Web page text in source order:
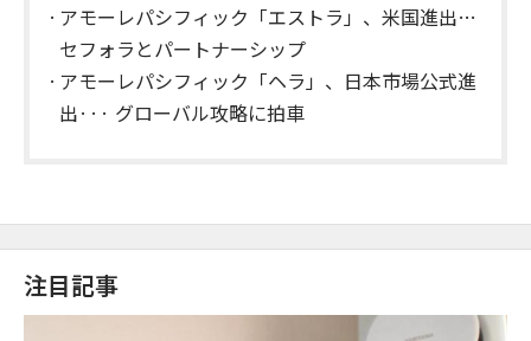
準」
アモーレパシフィック「エストラ」、米国進出…
セフォラとパートナーシップ
アモーレパシフィック「ヘラ」、日本市場公式進
出··· グローバル攻略に拍車
注目記事